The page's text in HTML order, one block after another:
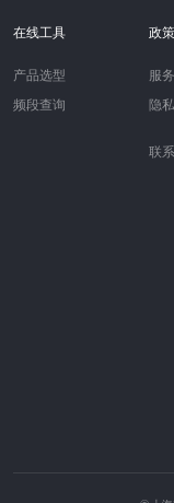
在线工具
产品选型
频段查询
政策
服
隐
联